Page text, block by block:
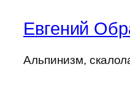
Евгений
Альпинизм,